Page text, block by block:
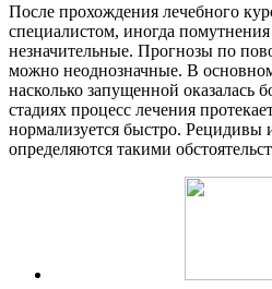
После прохождения лечебного
специалистом, иногда
незначительные. Прогнозы по
можно неоднозначные. В
насколько запущенной оказалась
стадиях процесс лечения
нормализуется быстро. Рецидивы
определяются такими